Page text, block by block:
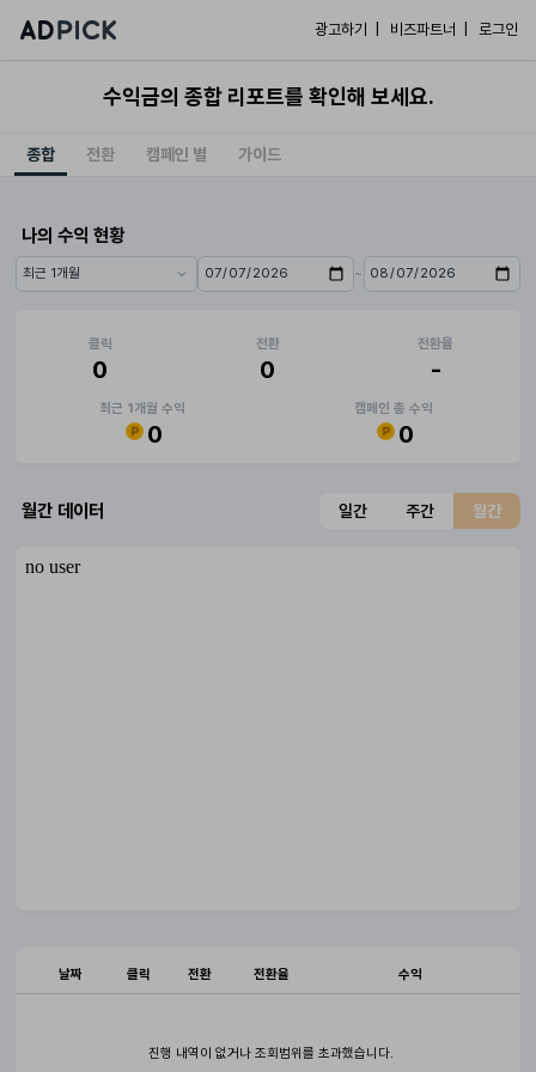
광고하기 | 비즈파트너 | 로그인
수익금의 종합 리포트를 확인해 보세요.
종합 전환 캠페인 별 가이드
나의 수익 현황
기간 프리셋 시작일 ~
종료일
클릭
0
전환
0
전환율
-
최근 1개월 수익
0
캠페인 총 수익
0
월간 데이터 일간 주간 월간
날짜 클릭 전환 전환율 수익
진행 내역이 없거나 조회범위를 초과했습니다.